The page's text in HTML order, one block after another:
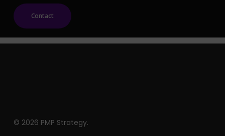
Contact
© 2026 PMP Strategy.